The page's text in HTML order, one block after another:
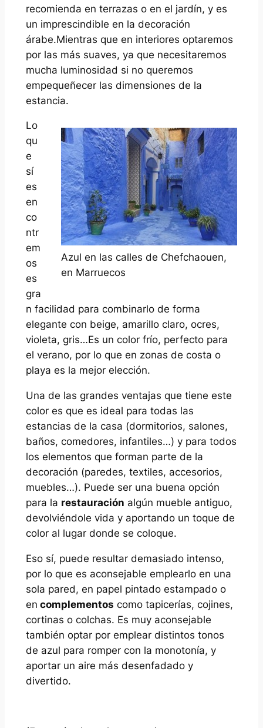
recomienda en terrazas o en el jardín, y es
un imprescindible en la decoración
árabe.Mientras que en interiores optaremos
por las más suaves, ya que necesitaremos
mucha luminosidad si no queremos
empequeñecer las dimensiones de la
estancia.
Azul en las calles de Chefchaouen,
en Marruecos
Lo
qu
e
sí
es
en
co
ntr
em
os
es
gra
n facilidad para combinarlo de forma
elegante con beige, amarillo claro, ocres,
violeta, gris…Es un color frío, perfecto para
el verano, por lo que en zonas de costa o
playa es la mejor elección.
Una de las grandes ventajas que tiene este
color es que es ideal para todas las
estancias de la casa (dormitorios, salones,
baños, comedores, infantiles…) y para todos
los elementos que forman parte de la
decoración (paredes, textiles, accesorios,
muebles…). Puede ser una buena opción
para la restauración algún mueble antiguo,
devolviéndole vida y aportando un toque de
color al lugar donde se coloque.
Eso sí, puede resultar demasiado intenso,
por lo que es aconsejable emplearlo en una
sola pared, en papel pintado estampado o
en complementos como tapicerías, cojines,
cortinas o colchas. Es muy aconsejable
también optar por emplear distintos tonos
de azul para romper con la monotonía, y
aportar un aire más desenfadado y
divertido.